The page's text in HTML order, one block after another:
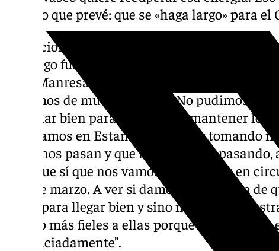
partido que prevé: que se «haga largo» para el
Sensaciones después de perder en BCL: “Lo
domingo fue extraordinariamente duro. Solo
ido a Manresa y a nosotros los partidos de
altísimos de muchas cosas… No pudimos
entrenar bien para recuperar y mantener los
lo pagamos en Estambul. A seguir tomando
veces nos pasan y que nos seguirán
Pero que sí que nos vamos a encontrar en
mes de marzo. A ver si damos con la tecla de
hacer para llegar bien y sino mantener
mucho más fieles a ellas porque no lo fuimos
desgraciadamente”.